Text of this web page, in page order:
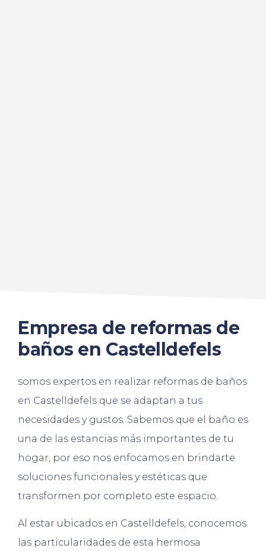
Empresa de reformas de
baños en Castelldefels
somos expertos en realizar reformas de baños
en Castelldefels que se adaptan a tus
necesidades y gustos. Sabemos que el baño es
una de las estancias más importantes de tu
hogar, por eso nos enfocamos en brindarte
soluciones funcionales y estéticas que
transformen por completo este espacio.
Al estar ubicados en Castelldefels, conocemos
las particularidades de esta hermosa